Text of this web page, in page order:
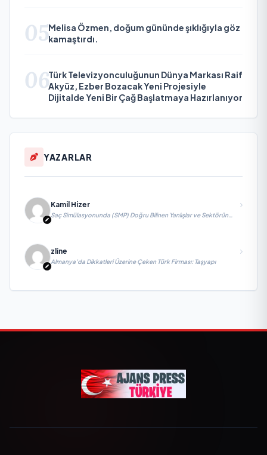
05Melisa Özmen, doğum gününde şıklığıyla göz
kamaştırdı.
06Türk Televizyonculuğunun Dünya Markası Raif
Akyüz, Ezber Bozacak Yeni Projesiyle
Dijitalde Yeni Bir Çağ Başlatmaya Hazırlanıyor
YAZARLAR
Kamil Hizer
Saç Simülasyonunda (SMP) Doğru Bilinen Yanlışlar ve Sektörün
zline
Almanya’da Dikkatleri Üzerine Çeken Türk Firması: Taşyapı